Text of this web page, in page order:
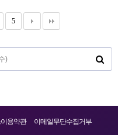
5
용약관 이메일무단수집거부